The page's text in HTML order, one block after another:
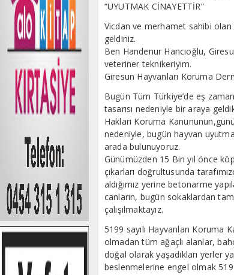
“UYUTMAK CİNAYETTİR”
Vicdan ve merhamet sahibi olan
geldiniz.
Ben Handenur Hancıoğlu,
veteriner teknikeriyim.
Giresun Hayvanları Koruma
Bugün Tüm Türkiye’de eş
tasarısı nedeniyle bir araya
Hakları Koruma
nedeniyle, bugün hayvan
arada bulunuyoruz.
Günümüzden 15 Bin yıl önce
çıkarları doğrultusunda
aldığımız yerine betonarme
canların, bugün sokaklardan
çalışılmaktayız.
5199 sayılı Hayvanları Koruma
olmadan tüm ağaçlı alanlar,
doğal olarak yaşadıkları yerler
beslenmelerine engel olmak